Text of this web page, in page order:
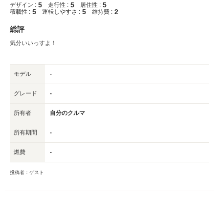
デザイン : 5 走行性 : 5 居住性 : 5
積載性 : 5 運転しやすさ : 5 維持費 : 2
総評
気分いいっすよ！
モデル -
グレード -
所有者 自分のクルマ
所有期間 -
燃費 -
投稿者：ゲスト